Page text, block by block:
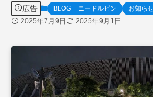
広告 BLOG ニードルピン お知ら
2025年7月9日 2025年9月1日